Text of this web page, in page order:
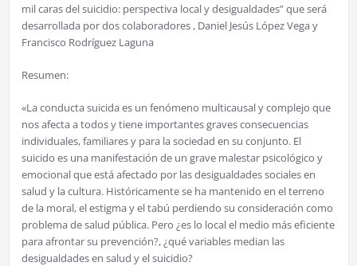
mil caras del suicidio: perspectiva local y desigualdades” que será
desarrollada por dos colaboradores , Daniel Jesús López Vega y
Francisco Rodríguez Laguna
Resumen:
«La conducta suicida es un fenómeno multicausal y complejo que
nos afecta a todos y tiene importantes graves consecuencias
individuales, familiares y para la sociedad en su conjunto. El
suicido es una manifestación de un grave malestar psicológico y
emocional que está afectado por las desigualdades sociales en
salud y la cultura. Históricamente se ha mantenido en el terreno
de la moral, el estigma y el tabú perdiendo su consideración como
problema de salud pública. Pero ¿es lo local el medio más eficiente
para afrontar su prevención?, ¿qué variables median las
desigualdades en salud y el suicidio?